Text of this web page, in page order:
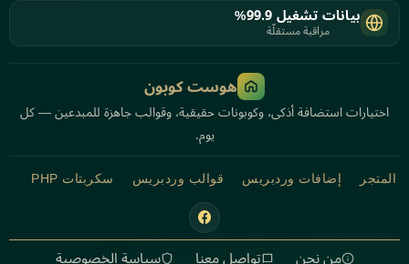
بيانات تشغيل 99.9%
مراقبة مستقلّة
هوست كوبون
اختيارات استضافة أذكى، وكوبونات حقيقية، وقوالب جاهزة للمبدعين — كل
يوم.
المتجر إضافات وردبريس قوالب وردبريس سكربتات PHP